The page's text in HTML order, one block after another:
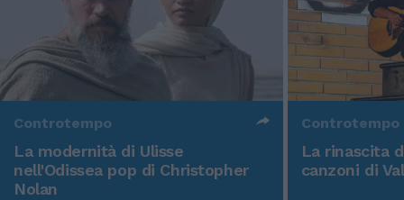
Controtempo
La modernità di Ulisse
nell'Odissea pop di Christopher
Nolan
Controtempo
La rinascita
canzoni di